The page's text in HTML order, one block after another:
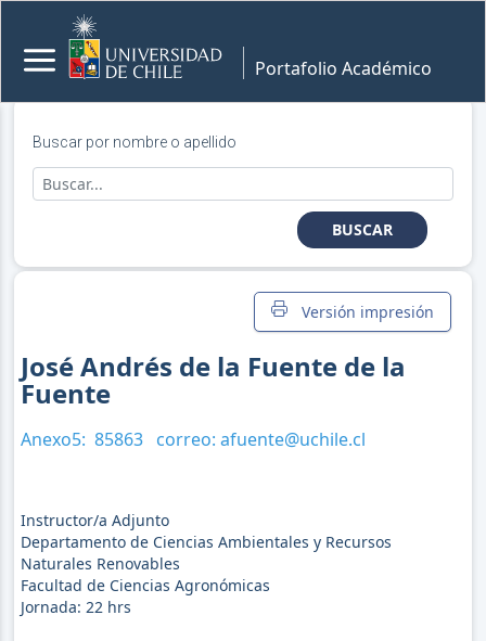
Portafolio Académico
Buscar por nombre o apellido
BUSCAR
Versión impresión
José Andrés de la Fuente de la
Fuente
Anexo5: 85863 correo: afuente@uchile.cl
Instructor/a Adjunto
Departamento de Ciencias Ambientales y Recursos
Naturales Renovables
Facultad de Ciencias Agronómicas
Jornada: 22hrs